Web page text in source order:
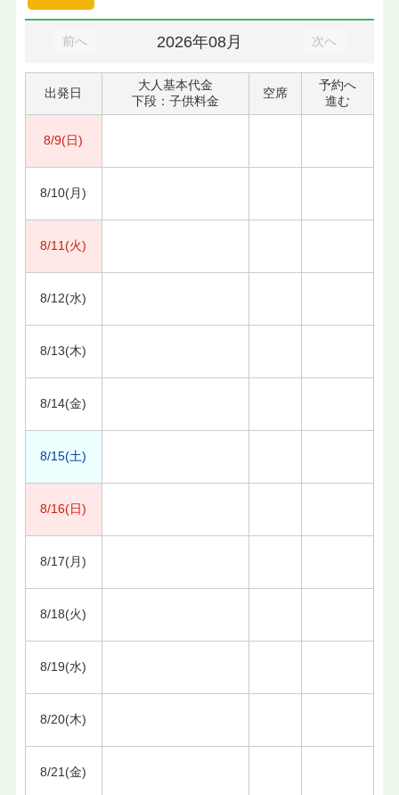
前へ 2026年08月 次へ
出発日
大人基本代金
下段：子供料金
空席
予約へ
進む
8/9(日)
8/10(月)
8/11(火)
8/12(水)
8/13(木)
8/14(金)
8/15(土)
8/16(日)
8/17(月)
8/18(火)
8/19(水)
8/20(木)
8/21(金)